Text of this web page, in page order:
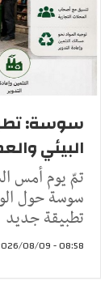
سوسة:
البيئي
تمّ يوم أمس
سوسة حول
تطبيقة جديد
08:58 - 2026/08/09